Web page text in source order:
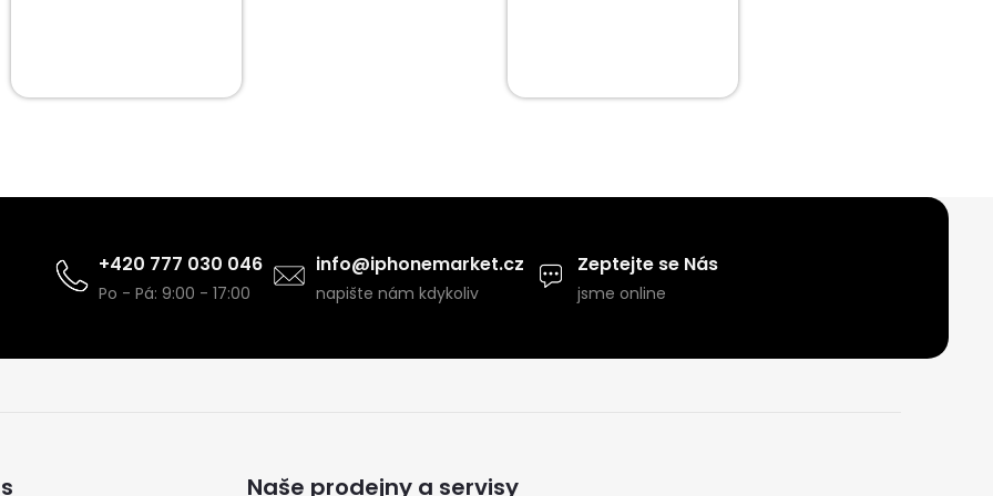
+420 777 030 046
Po - Pá: 9:00 - 17:00
info@iphonemarket.cz
napište nám kdykoliv
Zeptejte se Nás
jsme online
Naše prodejny a servisy